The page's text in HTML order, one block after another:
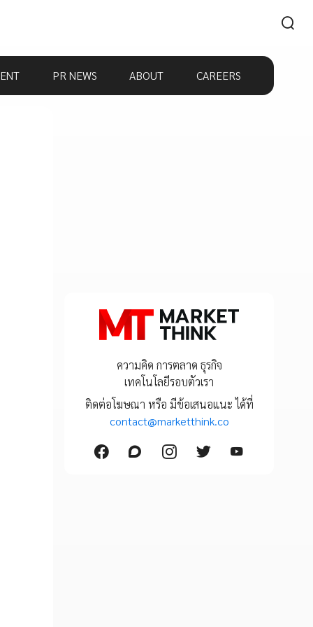
PR NEWS ABOUT CAREERS
ความคิด การตลาด ธุรกิจ
เทคโนโลยีรอบตัวเรา
ติดต่อโฆษณา หรือ มีข้อเสนอแนะ ได้ที่
contact@marketthink.co